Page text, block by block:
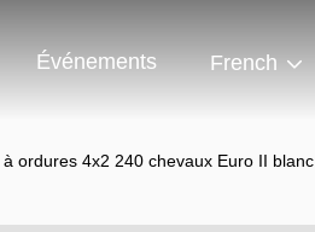
Événements French
ordures 4x2 240 chevaux Euro II blanc